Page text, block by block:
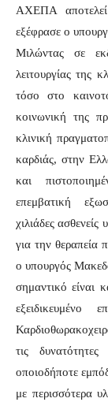
ΑΧΕΠΑ
εξέφρασε ο
Μιλώντας σε
λειτουργίας της
τόσο στο
κοινωνική της
κλινική
καρδιάς, στην
και
επεμβατική
χιλιάδες
για την θεραπεία
ο υπουργός
σημαντικό είναι
εξειδικευμένο
τις
οποιοδήποτε
με περισσότερα